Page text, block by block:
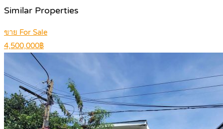
Similar Properties
ขาย For Sale
4,500,000฿